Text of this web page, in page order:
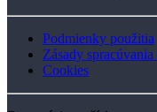
Podmienky použitia
Zásady
Cookies